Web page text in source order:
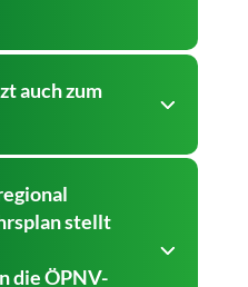
auch zum
stellt
die ÖPNV-